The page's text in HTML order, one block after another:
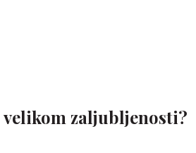
zaljubljenosti?